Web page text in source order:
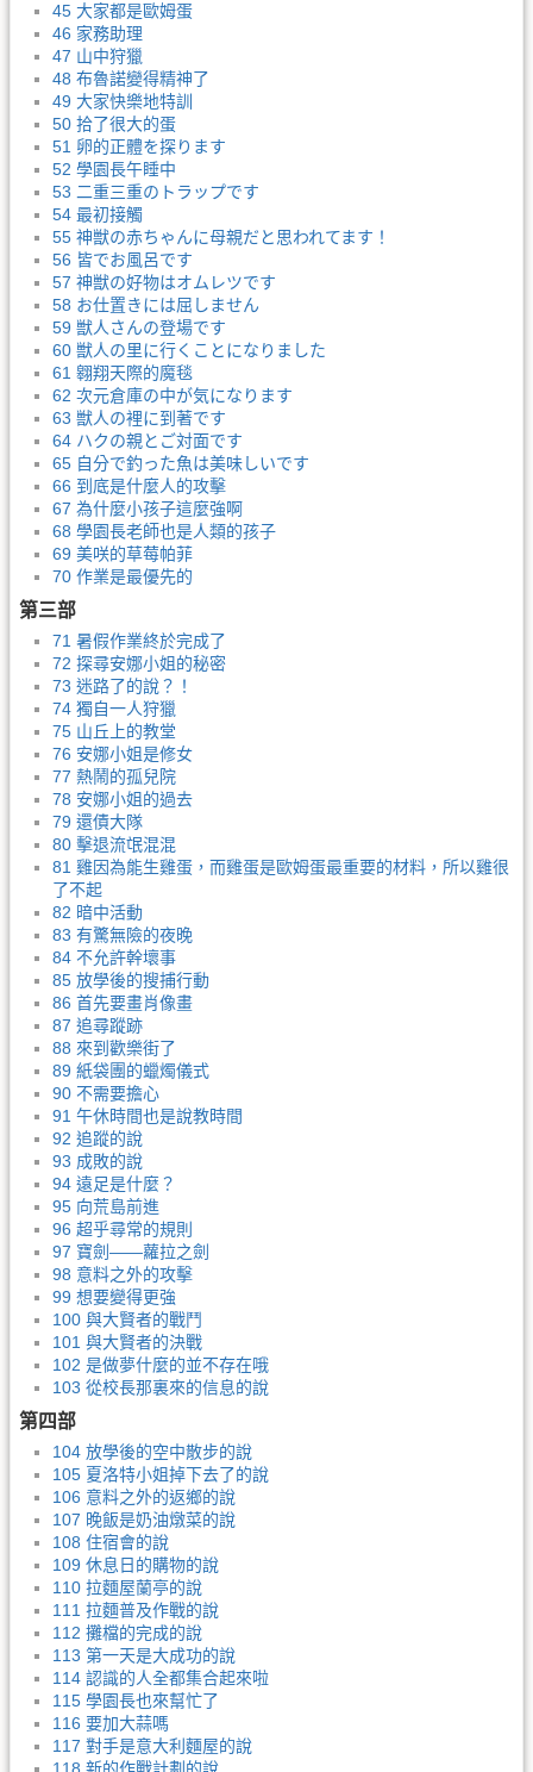
45 大家都是歐姆蛋
46 家務助理
47 山中狩獵
48 布魯諾變得精神了
49 大家快樂地特訓
50 拾了很大的蛋
51 卵的正體を探ります
52 學園長午睡中
53 二重三重のトラップです
54 最初接觸
55 神獣の赤ちゃんに母親だと思われてます！
56 皆でお風呂です
57 神獣の好物はオムレツです
58 お仕置きには屈しません
59 獣人さんの登場です
60 獣人の里に行くことになりました
61 翱翔天際的魔毯
62 次元倉庫の中が気になります
63 獣人の裡に到著です
64 ハクの親とご対面です
65 自分で釣った魚は美味しいです
66 到底是什麼人的攻擊
67 為什麼小孩子這麼強啊
68 學園長老師也是人類的孩子
69 美咲的草莓帕菲
70 作業是最優先的
第三部
71 暑假作業終於完成了
72 探尋安娜小姐的秘密
73 迷路了的說？！
74 獨自一人狩獵
75 山丘上的教堂
76 安娜小姐是修女
77 熱鬧的孤兒院
78 安娜小姐的過去
79 還債大隊
80 擊退流氓混混
81 雞因為能生雞蛋，而雞蛋是歐姆蛋最重要的材料，所以雞很
了不起
82 暗中活動
83 有驚無險的夜晚
84 不允許幹壞事
85 放學後的搜捕行動
86 首先要畫肖像畫
87 追尋蹤跡
88 來到歡樂街了
89 紙袋團的蠟燭儀式
90 不需要擔心
91 午休時間也是說教時間
92 追蹤的說
93 成敗的說
94 遠足是什麼？
95 向荒島前進
96 超乎尋常的規則
97 寶劍——蘿拉之劍
98 意料之外的攻擊
99 想要變得更強
100 與大賢者的戰鬥
101 與大賢者的決戰
102 是做夢什麼的並不存在哦
103 從校長那裏來的信息的說
第四部
104 放學後的空中散步的說
105 夏洛特小姐掉下去了的說
106 意料之外的返鄉的說
107 晚飯是奶油燉菜的說
108 住宿會的說
109 休息日的購物的說
110 拉麵屋蘭亭的說
111 拉麵普及作戰的說
112 攤檔的完成的說
113 第一天是大成功的說
114 認識的人全都集合起來啦
115 學園長也來幫忙了
116 要加大蒜嗎
117 對手是意大利麵屋的說
118 新的作戰計劃的說